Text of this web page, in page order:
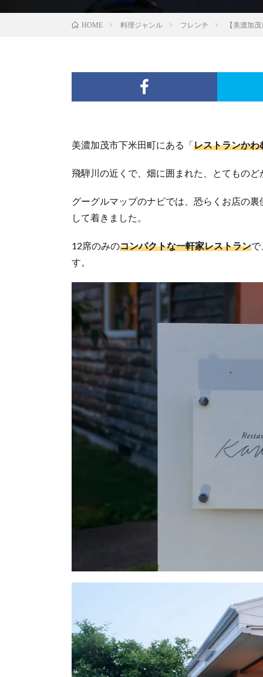
HOME 料理ジャンル フレンチ 【美濃加
美濃加茂市下米田町にある「レストランかわ
飛騨川の近くで、畑に囲まれた、とてもの
グーグルマップのナビでは、恐らくお店の
して着きました。
12席のみのコンパクトな一軒家レストラン
す。